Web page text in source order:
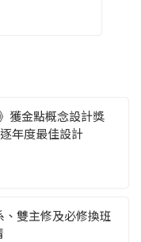
獲金點概念設計獎
年度最佳設計
、雙主修及必修換班